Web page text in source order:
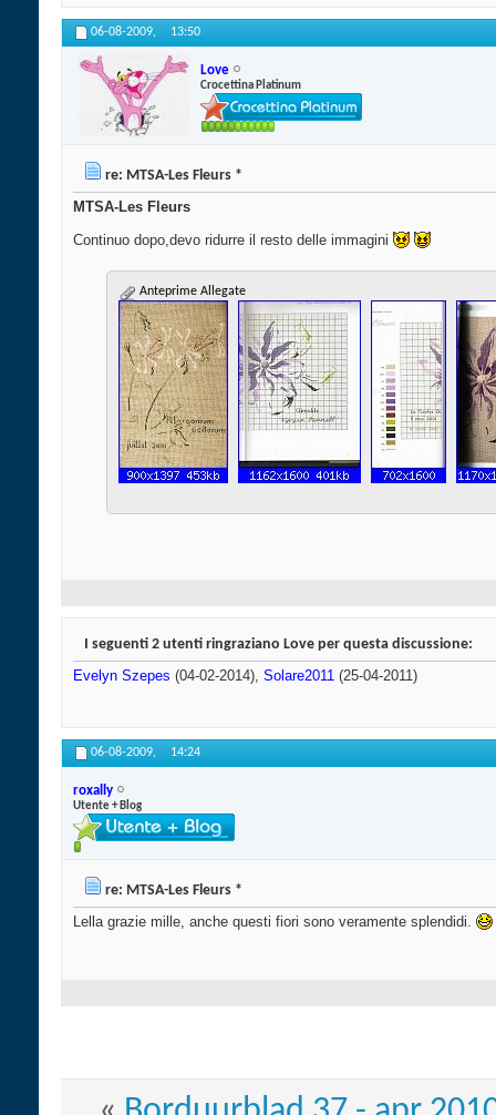
06-08-2009, 13:50
Love
Crocettina Platinum
re: MTSA-Les Fleurs *
MTSA-Les Fleurs
Continuo dopo,devo ridurre il resto delle immagini
Anteprime Allegate
I seguenti 2 utenti ringraziano Love per questa discussione:
Evelyn Szepes (04-02-2014), Solare2011 (25-04-2011)
06-08-2009, 14:24
roxally
Utente + Blog
re: MTSA-Les Fleurs *
Lella grazie mille, anche questi fiori sono veramente splendidi.